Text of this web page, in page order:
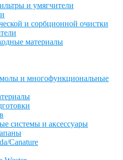
и умягчители
и сорбционной очистки
материалы
и многофункциональные
системы и аксессуары
Canature